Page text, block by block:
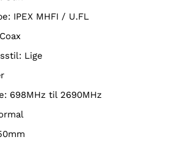
IPEX MHFI / U.FL
Lige
698MHz til 2690MHz